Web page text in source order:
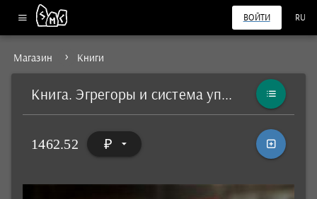
ВОЙТИ RU
Магазин Книги
Книга. Эгрегоры и система управления реальностью
1462.52 ₽ arrow_drop_down